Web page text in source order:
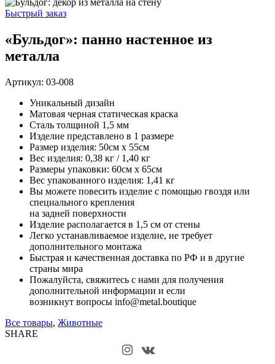
Быстрый заказ
«Бульдог»: панно настенное из
металла
Артикул: 03-008
Уникальный дизайн
Матовая черная статическая краска
Сталь толщиной 1,5 мм
Изделие представлено в 1 размере
Размер изделия: 50см x 55см
Вес изделия: 0,38 кг / 1,40 кг
Размеры упаковки: 60см х 65см
Вес упакованного изделия: 1,41 кг
Вы можете повесить изделие с помощью гвоздя или
специального крепления
на задней поверхности
Изделие располагается в 1,5 см от стены
Легко устанавливаемое изделие, не требует
дополнительного монтажа
Быстрая и качественная доставка по РФ и в другие
страны мира
Пожалуйста, свяжитесь с нами для получения
дополнительной информации и если
возникнут вопросы info@metal.boutique
Все товары, Животные
SHARE